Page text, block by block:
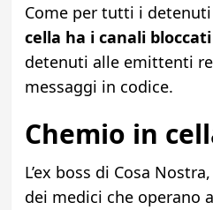
Come per tutti i
cella ha i canali bloccati
detenuti alle emittenti
messaggi in codice.
Chemio in
L’ex boss di Cosa
dei medici che operano